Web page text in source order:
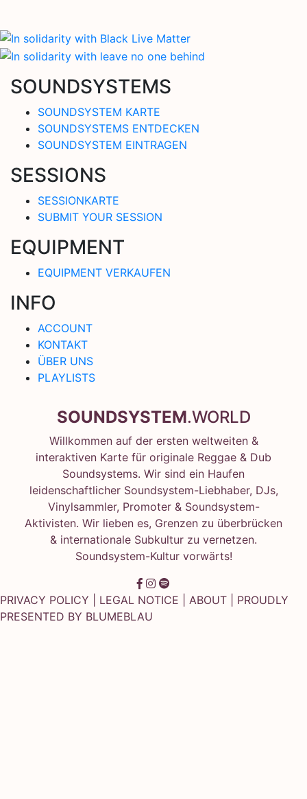
SOUNDSYSTEMS
SOUNDSYSTEM KARTE
SOUNDSYSTEMS ENTDECKEN
SOUNDSYSTEM EINTRAGEN
SESSIONS
SESSIONKARTE
SUBMIT YOUR SESSION
EQUIPMENT
EQUIPMENT VERKAUFEN
INFO
ACCOUNT
KONTAKT
ÜBER UNS
PLAYLISTS
SOUNDSYSTEM.WORLD
Willkommen auf der ersten weltweiten &
interaktiven Karte für originale Reggae & Dub
Soundsystems. Wir sind ein Haufen
leidenschaftlicher Soundsystem-Liebhaber, DJs,
Vinylsammler, Promoter & Soundsystem-
Aktivisten. Wir lieben es, Grenzen zu überbrücken
& internationale Subkultur zu vernetzen.
Soundsystem-Kultur vorwärts!
PRIVACY POLICY LEGAL NOTICE ABOUT | PROUDLY
PRESENTED BY BLUMEBLAU